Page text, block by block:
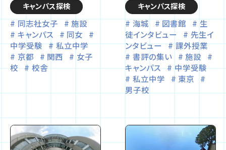
キャンパス探検
同志社女子
施設
キャンパス
同女
中学受験
私立中学
京都
関西
女子
校
校舎
キャンパス探検
海城 図書館
生
徒インタビュー
先生イ
ンタビュー
課外授業
書評の集い
施設
キャンパス
中学受験
私立中学
東京
男子校